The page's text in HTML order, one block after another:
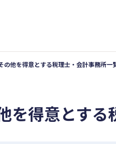
の他を得意とする税理士・会計事務所一
を得意とす